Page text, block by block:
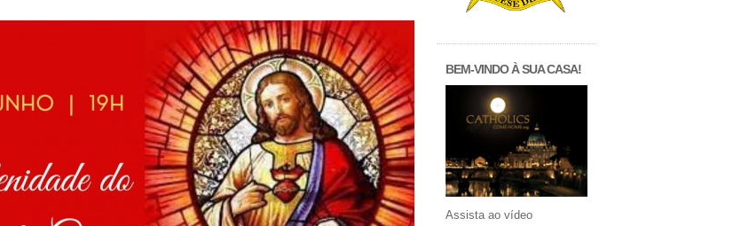
BEM-VINDO À SUA CASA!
Assista ao vídeo